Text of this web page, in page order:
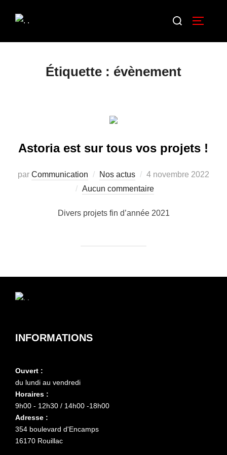
Étiquette : évènement
Astoria est sur tous vos projets !
par Communication Nos actus
4 novembre 2022
Aucun commentaire
Divers projets fin d’année 2021
INFORMATIONS
Ouvert :
du lundi au vendredi
Horaires :
9h00 - 12h30 / 14h00 -18h00
Adresse :
354 boulevard d'Encamps
16170 Rouillac